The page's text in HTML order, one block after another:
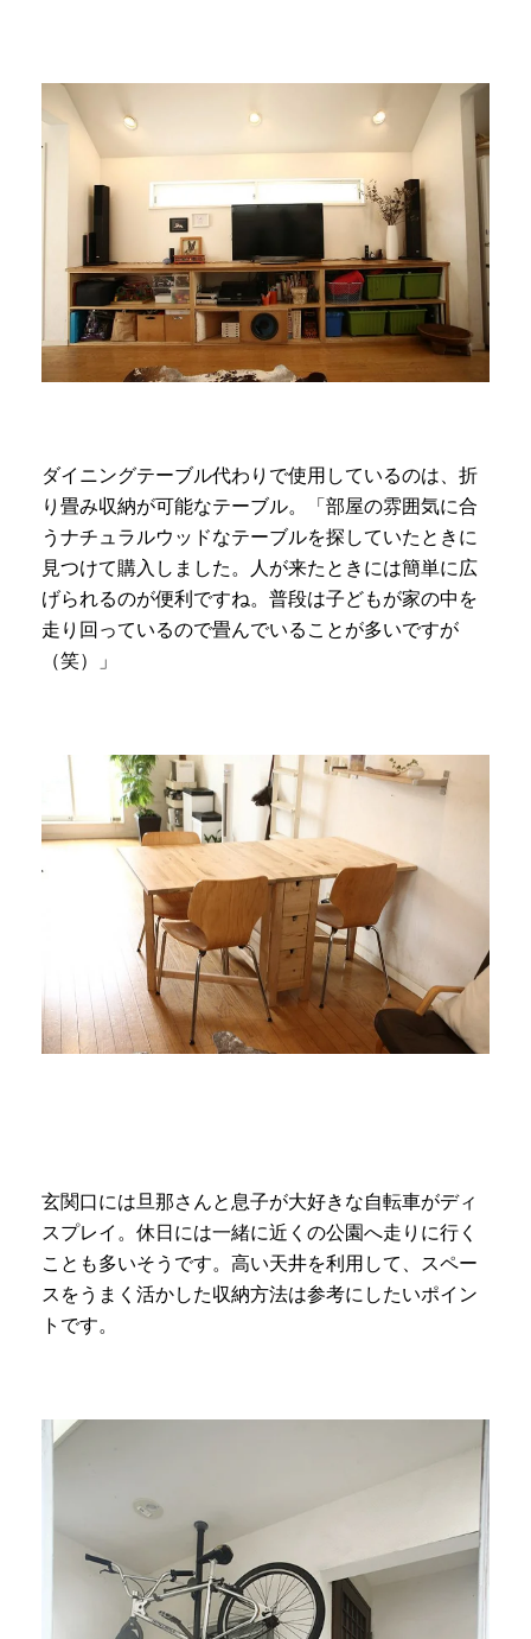
ダイニングテーブル代わりで使用しているのは、折
り畳み収納が可能なテーブル。「部屋の雰囲気に合
うナチュラルウッドなテーブルを探していたときに
見つけて購入しました。人が来たときには簡単に広
げられるのが便利ですね。普段は子どもが家の中を
走り回っているので畳んでいることが多いですが
（笑）」
玄関口には旦那さんと息子が大好きな自転車がディ
スプレイ。休日には一緒に近くの公園へ走りに行く
ことも多いそうです。高い天井を利用して、スペー
スをうまく活かした収納方法は参考にしたいポイン
トです。